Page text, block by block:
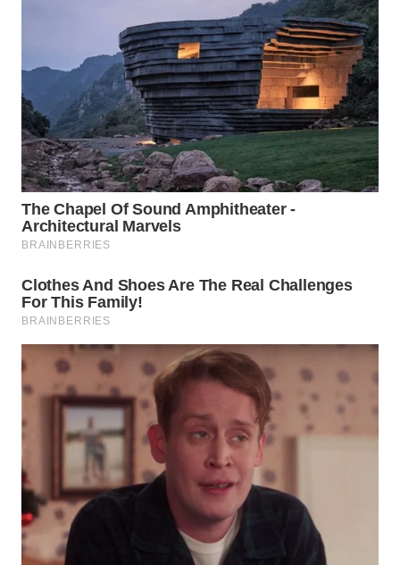
BOGOR
WN
DEPOK
WN
TAPANULI
UTARA
SAMOSIR
PADANG
LAWAS
SUMEDANG
WN
CIANJUR
WN